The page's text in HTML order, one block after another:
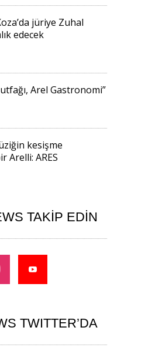
jüriye Zuhal
edecek
Arel Gastronomi”
kesişme
Arelli: ARES
TAKIP EDIN
TWITTER’DA